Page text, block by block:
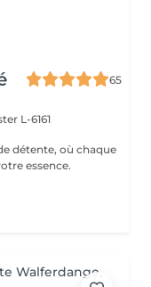
65
L-6161
détente, où chaque
essence.